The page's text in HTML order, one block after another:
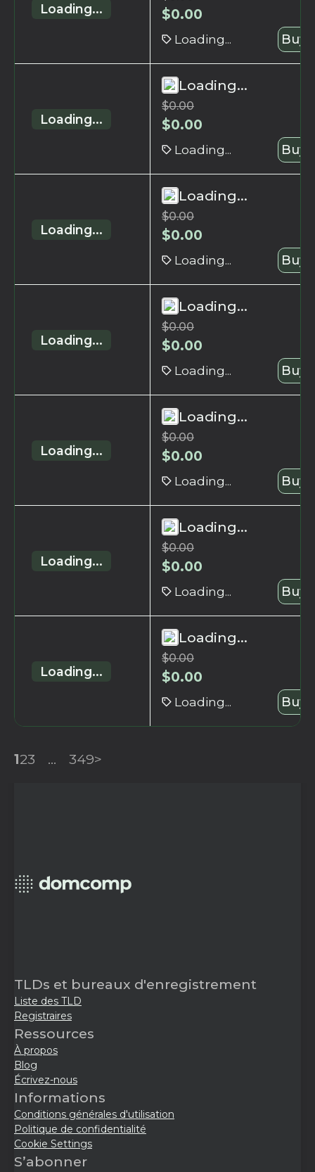
Loading... $0.00
Loading... Buy
Loading...
Loading...
$0.00
$0.00
Loading... Buy
Loading...
Loading...
$0.00
$0.00
Loading... Buy
Loading...
Loading...
$0.00
$0.00
Loading... Buy
Loading...
Loading...
$0.00
$0.00
Loading... Buy
Loading...
Loading...
$0.00
$0.00
Loading... Buy
Loading...
Loading...
$0.00
$0.00
Loading... Buy
123 ... 349>
TLDs et bureaux d'enregistrement
Liste des TLD
Registraires
Ressources
À propos
Blog
Écrivez-nous
Informations
Conditions générales d'utilisation
Politique de confidentialité
Cookie Settings
S’abonner